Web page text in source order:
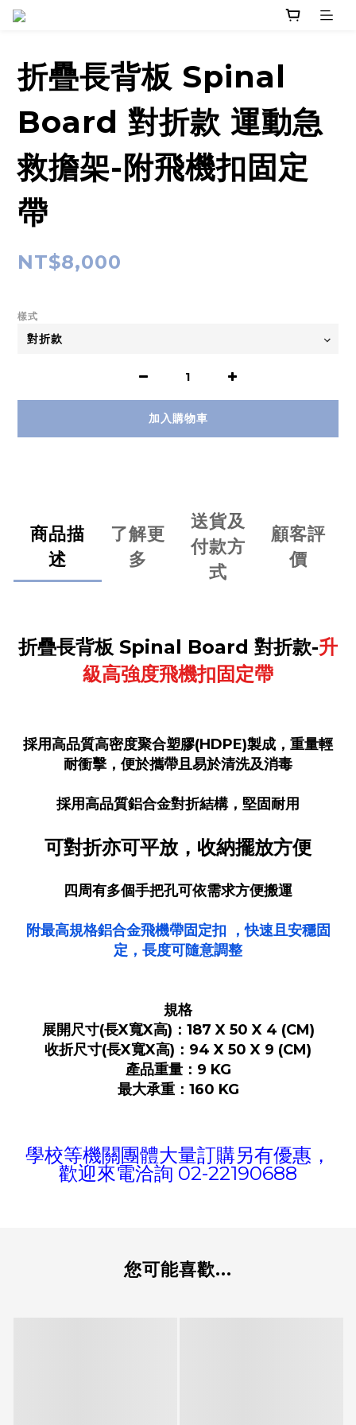
折疊長背板 Spinal
Board 對折款 運動急
救擔架-附飛機扣固定
帶
NT$8,000
樣式
加入購物車
商品描
述
了解更
多
送貨及
付款方
式
顧客評
價
折疊長背板 Spinal Board 對折款-升
級高強度飛機扣固定帶
採用高品質高密度聚合塑膠(HDPE)製成，重量輕
耐衝擊，便於攜帶且易於清洗及消毒
採用高品質鋁合金對折結構，堅固耐用
可對折亦可平放，收納擺放方便
四周有多個手把孔可依需求方便搬運
附最高規格鋁合金飛機帶固定扣 ，快速且安穩固
定，長度可隨意調整
規格
展開尺寸(長X寬X高)：187 X 50 X 4 (CM)
收折尺寸(長X寬X高)：94 X 50 X 9 (CM)
產品重量：9 KG
最大承重：160 KG
學校等機關團體大量訂購另有優惠，
歡迎來電洽詢 02-22190688
您可能喜歡...